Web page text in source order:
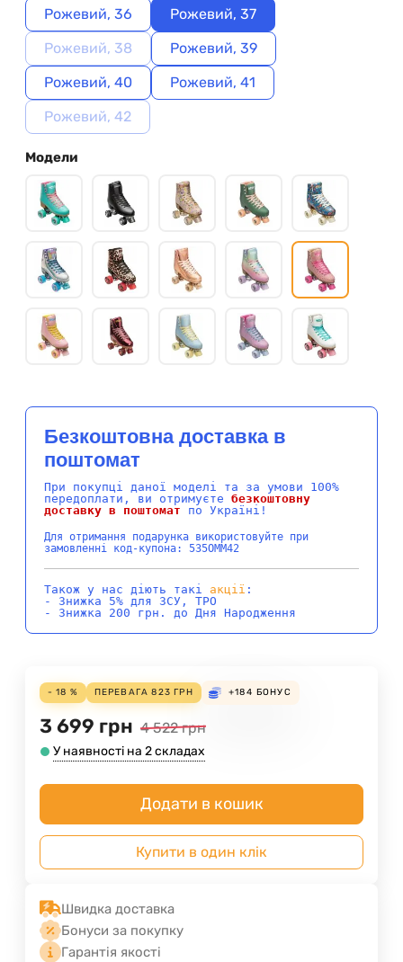
Рожевий, 36
Рожевий, 37
Рожевий, 38
Рожевий, 39
Рожевий, 40
Рожевий, 41
Рожевий, 42
Модели
Безкоштовна доставка в
поштомат
При покупці даної моделі та за умови 100%
передоплати, ви отримуєте безкоштовну
доставку в поштомат по Україні!
Для отримання подарунка використовуйте при
замовленні код-купона: 535OMM42
Також у нас діють такі акції :
- Знижка 5% для ЗСУ, ТРО
- Знижка 200 грн. до Дня Народження
- 18 % ПЕРЕВАГА823 ГРН +184 БОНУС
3 699 грн 4 522 грн
У наявності на 2 складах
Додати в кошик
Купити в один клік
Швидка доставка
Бонуси за покупку
Гарантія якості